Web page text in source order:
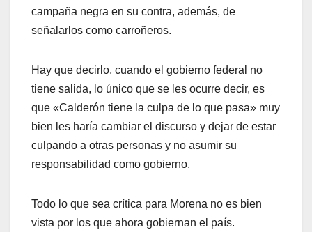
campaña negra en su contra, además, de
señalarlos como carroñeros.
Hay que decirlo, cuando el gobierno federal no
tiene salida, lo único que se les ocurre decir, es
que «Calderón tiene la culpa de lo que pasa» muy
bien les haría cambiar el discurso y dejar de estar
culpando a otras personas y no asumir su
responsabilidad como gobierno.
Todo lo que sea crítica para Morena no es bien
vista por los que ahora gobiernan el país.